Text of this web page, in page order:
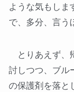
ような気もしま
で、多分、言う
とりあえず、
討しつつ、ブル
の保護剤を落と